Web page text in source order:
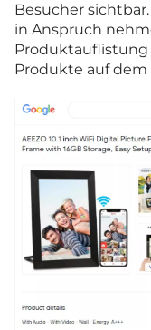
Besucher
in Anspruch
Produkte auf